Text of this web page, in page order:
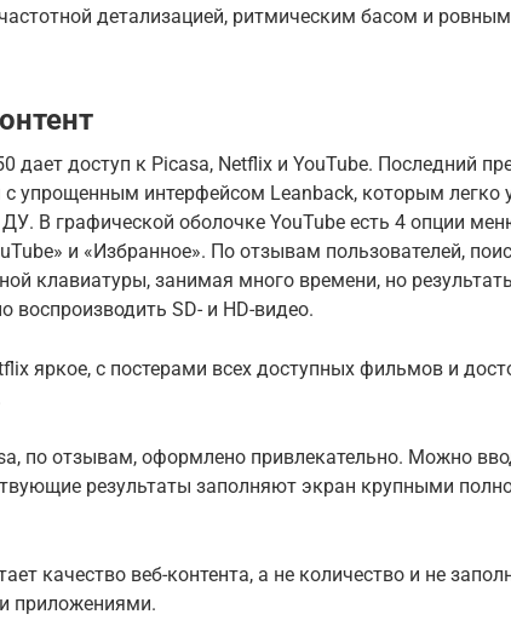
детализацией, ритмическим басом и
дает доступ к Picasa, Netflix и YouTube. Последний
упрощенным интерфейсом Leanback, которым легко
В графической оболочке YouTube есть 4 опции
и «Избранное». По отзывам пользователей,
клавиатуры, занимая много времени, но
воспроизводить SD- и HD-видео.
яркое, с постерами всех доступных фильмов и
по отзывам, оформлено привлекательно. Можно
результаты заполняют экран крупными
качество веб-контента, а не количество и не
приложениями.